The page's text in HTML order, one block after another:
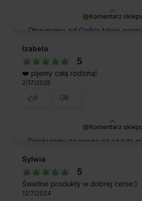
Komentarz
Otrzymanie od Ciebie takiej
ekipy ogromne wyróżnienie.
czas oraz za wybranie naszej
Pozdrawiamy!
Komentarz
Dziękujemy za ocenę na aż tyle
pozytywny feedback sprawia, że
czuje się dumny i zmotywowany
lepszej pracy. Pozdrawiamy!
Izabela
5
❤️ pijemy całą rodziną!
2/17/2025
0
0
Sylwia
5
Świetne produkty w dobrej cenie:)
12/7/2024